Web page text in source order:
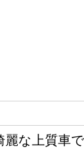
麗な上質車で